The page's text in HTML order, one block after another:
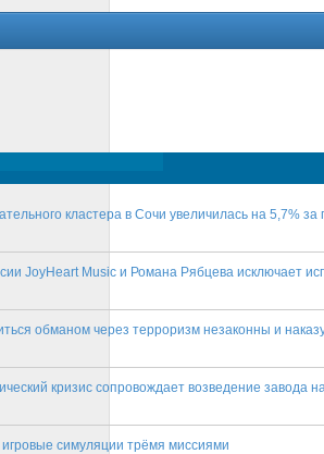
кластера в Сочи увеличилась на 5,7% за
JoyHeart Music и Романа Рябцева исключает
обманом через терроризм незаконны и
кризис сопровождает возведение завода
симуляции трёмя миссиями